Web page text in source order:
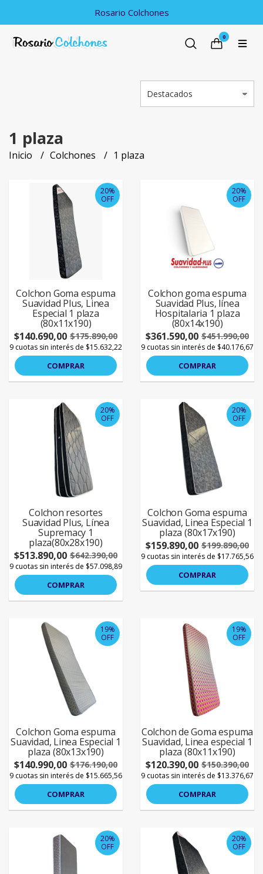
Rosario Colchones
0
1 plaza
Inicio Colchones 1 plaza
20%
OFF
Colchon Goma espuma
Suavidad Plus, Linea
Especial 1 plaza
(80x11x190)
$140.690,00 $175.890,00
9 cuotas sin interés de $15.632,22
COMPRAR
20%
OFF
Colchon goma espuma
Suavidad Plus, línea
Hospitalaria 1 plaza
(80x14x190)
$361.590,00 $451.990,00
9 cuotas sin interés de $40.176,67
COMPRAR
20%
OFF
Colchon resortes
Suavidad Plus, Línea
Supremacy 1
plaza(80x28x190)
$513.890,00 $642.390,00
9 cuotas sin interés de $57.098,89
COMPRAR
20%
OFF
Colchon Goma espuma
Suavidad, Linea Especial 1
plaza (80x17x190)
$159.890,00 $199.890,00
9 cuotas sin interés de $17.765,56
COMPRAR
19%
OFF
Colchon Goma espuma
Suavidad, Linea Especial 1
plaza (80x13x190)
$140.990,00 $176.190,00
9 cuotas sin interés de $15.665,56
COMPRAR
19%
OFF
Colchon de Goma espuma
Suavidad, Linea especial 1
plaza (80x11x190)
$120.390,00 $150.390,00
9 cuotas sin interés de $13.376,67
COMPRAR
20%
OFF
20%
OFF